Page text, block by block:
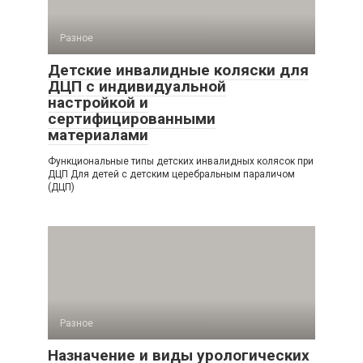
Разное
Детские инвалидные коляски для
ДЦП с индивидуальной
настройкой и
сертифицированными
материалами
Функциональные типы детских инвалидных колясок при
ДЦП Для детей с детским церебральным параличом
(ДЦП)
Разное
Назначение и виды урологических